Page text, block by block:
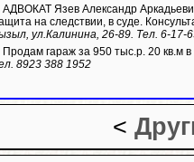
АДВОКАТ Язев Александр
на следствии, в суде.
ул.Калинина, 26-89. Тел. 6-17-
Продам гараж за 950 тыс.р. 20 кв.м
8923 388 1952
<